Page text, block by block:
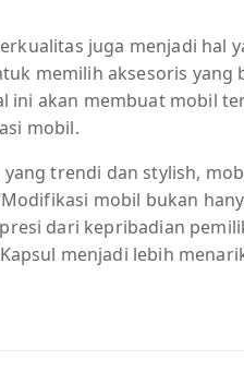
juga menjadi hal
memilih aksesoris yang
ini akan membuat mobil
mobil.
trendi dan stylish,
mobil bukan
dari kepribadian
menjadi lebih